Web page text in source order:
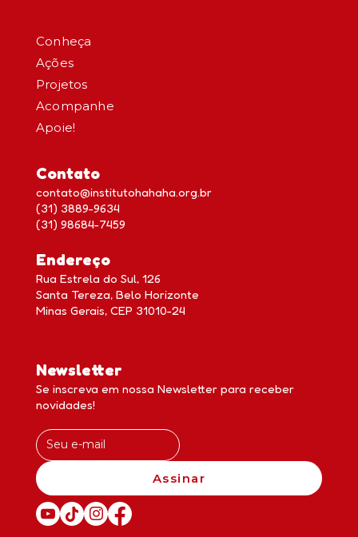
Conheça
Ações
Projetos
Acompanhe
Apoie!
Contato
contato@institutohahaha.org.br
(31) 3889-9634
(31) 98684-7459
Endereço
Rua Estrela do Sul, 126
Santa Tereza, Belo Horizonte
Minas Gerais, CEP 31010-24
Newsletter
Se inscreva em nossa Newsletter para receber
novidades!